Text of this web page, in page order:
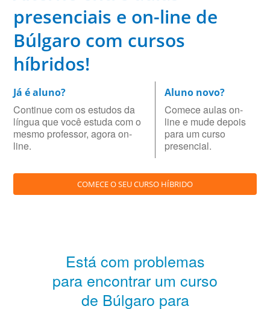
presenciais e on-line de
Búlgaro com cursos
híbridos!
Já é aluno?
Continue com os estudos da
língua que você estuda com o
mesmo professor, agora on-
line.
Aluno novo?
Comece aulas on-
line e mude depois
para um curso
presencial.
COMECE O SEU CURSO HÍBRIDO
Está com problemas
para encontrar um curso
de Búlgaro para